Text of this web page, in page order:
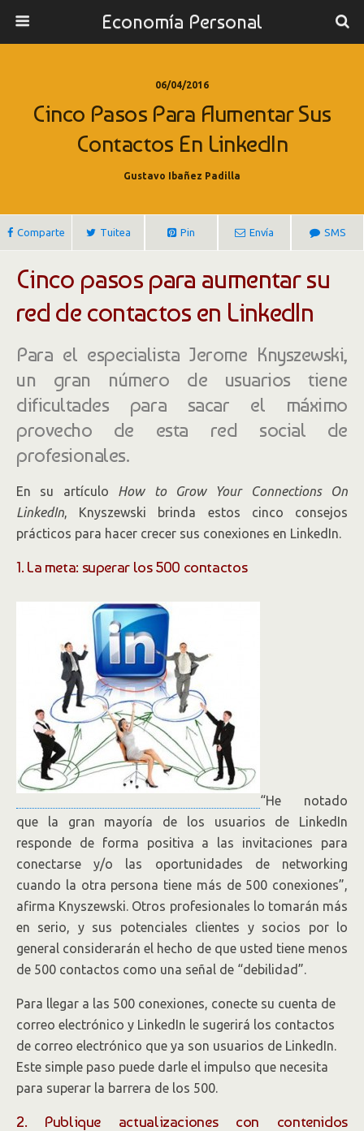
Economía Personal
06/04/2016
Cinco Pasos Para Aumentar Sus
Contactos En LinkedIn
Gustavo Ibañez Padilla
Comparte Tuitea Pin Envía SMS
Cinco pasos para aumentar su
red de contactos en LinkedIn
Para el especialista Jerome Knyszewski,
un gran número de usuarios tiene
dificultades para sacar el máximo
provecho de esta red social de
profesionales.
En su artículo How to Grow Your Connections On
LinkedIn, Knyszewski brinda estos cinco consejos
prácticos para hacer crecer sus conexiones en LinkedIn.
1. La meta: superar los 500 contactos
“He notado
que la gran mayoría de los usuarios de LinkedIn
responde de forma positiva a las invitaciones para
conectarse y/o las oportunidades de networking
cuando la otra persona tiene más de 500 conexiones”,
afirma Knyszewski. Otros profesionales lo tomarán más
en serio, y sus potenciales clientes y socios por lo
general considerarán el hecho de que usted tiene menos
de 500 contactos como una señal de “debilidad”.
Para llegar a las 500 conexiones, conecte su cuenta de
correo electrónico y LinkedIn le sugerirá los contactos
de correo electrónico que ya son usuarios de LinkedIn.
Este simple paso puede darle el impulso que necesita
para superar la barrera de los 500.
2. Publique actualizaciones con contenidos